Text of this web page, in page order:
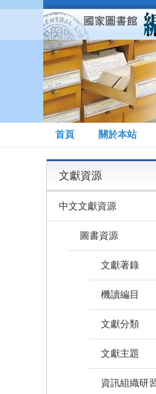
移至主內容
首頁 關於本站
文獻資源
中文文獻資源
圖書資源
文獻著錄
機讀編目
文獻分類
文獻主題
資訊組織研